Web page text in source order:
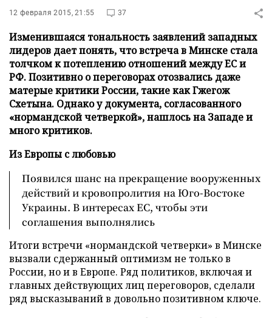
12 февраля 2015, 21:55 37
Изменившаяся тональность заявлений западных
лидеров дает понять, что встреча в Минске стала
толчком к потеплению отношений между ЕС и
РФ. Позитивно о переговорах отозвались даже
матерые критики России, такие как Гжегож
Схетына. Однако у документа, согласованного
«нормандской четверкой», нашлось на Западе и
много критиков.
Из Европы с любовью
Появился шанс на прекращение вооруженных
действий и кровопролития на Юго-Востоке
Украины. В интересах ЕС, чтобы эти
соглашения выполнялись
Итоги встречи «нормандской четверки» в Минске
вызвали сдержанный оптимизм не только в
России, но и в Европе. Ряд политиков, включая и
главных действующих лиц переговоров, сделали
ряд высказываний в довольно позитивном ключе.